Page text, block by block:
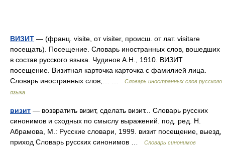
ВИЗИТ — (франц. visite, от visiter, происш. от лат. visitare
посещать). Посещение. Словарь иностранных слов, вошедших
в состав русского языка. Чудинов А.Н., 1910. ВИЗИТ
посещение. Визитная карточка карточка с фамилией лица.
Словарь иностранных слов,… …
Словарь иностранных слов русского
языка
визит — возвратить визит, сделать визит... Словарь русских
синонимов и сходных по смыслу выражений. под. ред. Н.
Абрамова, М.: Русские словари, 1999. визит посещение, выезд,
приход Словарь русских синонимов …
Словарь синонимов